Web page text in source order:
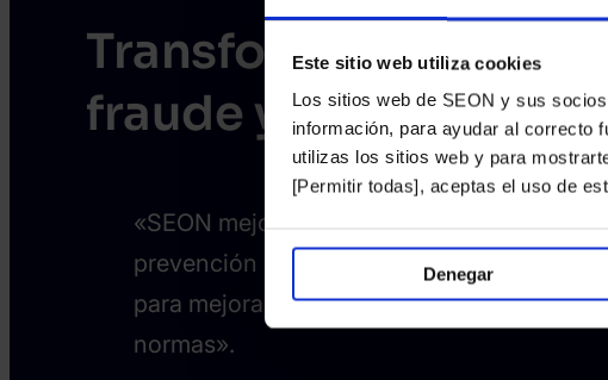
Este sitio web utiliza cookies
Los sitios web de SEON y sus
información, para ayudar al correcto
utilizas los sitios web y para
[Permitir todas], aceptas el uso de
Denegar
Transforma la
fraude y lavado de
«SEON mejoró significativamente nuestra
prevención contra el fraude, liberando
para mejorar las políticas, los
normas».